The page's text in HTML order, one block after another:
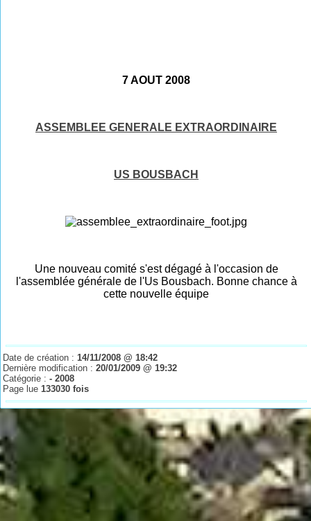
7 AOUT 2008
ASSEMBLEE GENERALE EXTRAORDINAIRE
US BOUSBACH
Une nouveau comité s'est dégagé à l'occasion de
l'assemblée générale de l'Us Bousbach. Bonne chance à
cette nouvelle équipe
Date de création :14/11/2008 @ 18:42
Dernière modification :20/01/2009 @ 19:32
Catégorie :- 2008
Page lue133030 fois